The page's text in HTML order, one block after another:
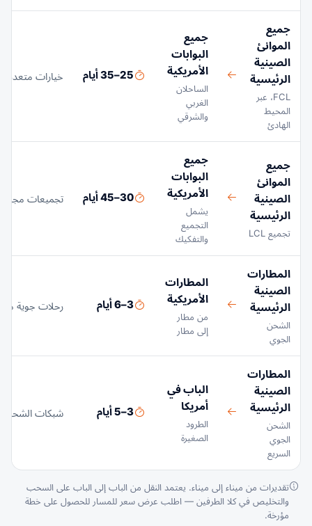
جميع
الموانئ
الصينية
الرئيسية
FCL، عبر
المحيط
الهادئ
جميع
البوابات
الأمريكية
الساحلان
الغربي
والشرقي
25–35 أيام خيارات متعددة
جميع
الموانئ
الصينية
الرئيسية
تجميع LCL
جميع
البوابات
الأمريكية
يشمل
التجميع
والتفكيك
30–45 أيام تجميعات
المطارات
الصينية
الرئيسية
الشحن
الجوي
المطارات
الأمريكية
من مطار
إلى مطار
3–6 أيام رحلات جوية
المطارات
الصينية
الرئيسية
الشحن
الجوي
السريع
الباب في
أمريكا
الطرود
الصغيرة
3–5 أيام شبكات الشحن
تقديرات من ميناء إلى ميناء. يعتمد النقل من الباب إلى الباب على السحب
والتخليص في كلا الطرفين — اطلب عرض سعر للمسار للحصول على خطة
مؤرخة.